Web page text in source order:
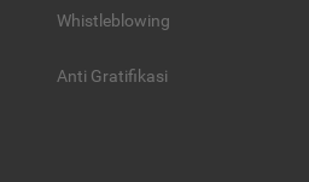
Whistleblowing
Anti Gratifikasi